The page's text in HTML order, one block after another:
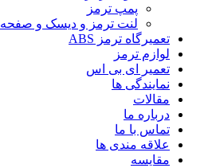
پمپ ترمز
لنت ترمز و دیسک و صفحه
تعمیرگاه ترمز ABS
لوازم ترمز
تعمیر ای بی اس
نمایندگی ها
مقالات
درباره ما
تماس با ما
علاقه مندی ها
مقایسه